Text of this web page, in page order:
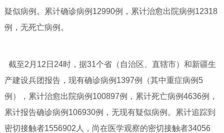
疑似病例。累计确诊病例 12990例，累计治愈出院病例 12318
例，无死亡病例。
截至2 月 12 日 24时，据31个省（自治区、直辖市）和新疆生
产建设兵团报告，现有确诊病例 1397例（其中重症病例 5
例），累计治愈出院病例 100897例，累计死亡病例4636例，
累计报告确诊病例 106930例，无现有疑似病例。累计追踪到
密切接触者1556902 人，尚在医学观察的密切接触者34056